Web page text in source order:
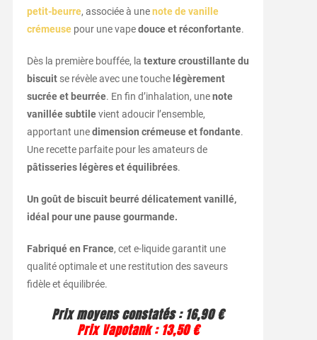
petit-beurre, associée à unenote de vanille
crémeusepour une vapedouce et réconfortante.
Dès la première bouffée, la texture croustillante du
biscuitse révèle avec une touche légèrement
sucrée et beurrée. En fin d’inhalation, unenote
vanillée subtilevient adoucir l’ensemble,
apportant unedimension crémeuse et fondante.
Une recette parfaite pour les amateurs de
pâtisseries légères et équilibrées.
Un goût de biscuit beurré délicatement vanillé,
idéal pour une pause gourmande.
Fabriqué en France, cet e-liquide garantit une
qualité optimale et une restitution des saveurs
fidèle et équilibrée.
Prix moyens constatés :16,90 €
Prix Vapotank :13,50 €